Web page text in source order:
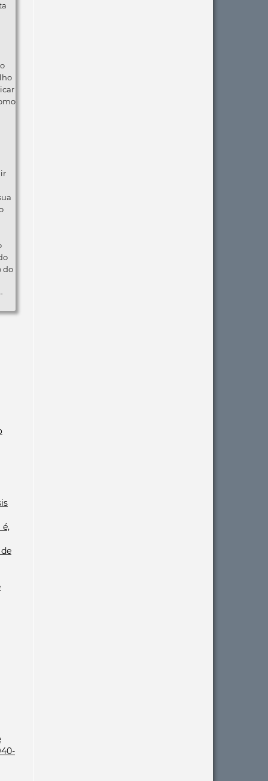
do
é,